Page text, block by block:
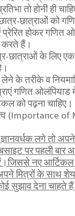
तो होनी ही
छात्र-छात्राओं को
प्रेरित होकर
करते हैं।
छात्राओं के लिए एक
के तरीके व
गणित ओलंपियाड
को पढ़ना चाहिए।
(Importance
लगे तो
पर पहली बार
नए
मित्रों के साथ
सुझाव देना